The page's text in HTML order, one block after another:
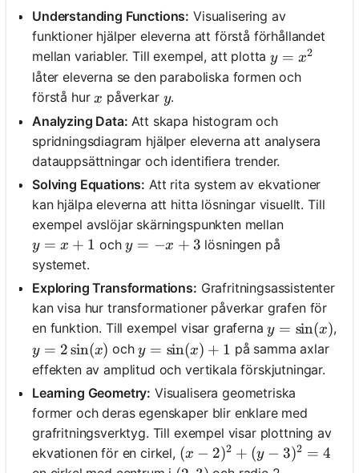
Understanding Functions: Visualisering av
funktioner hjälper eleverna att förstå förhållandet
mellan variabler. Till exempel, att plottay = x^2
y = x2
låter eleverna se den paraboliska formen och
förstå hur x
x påverkar y
y.
Analyzing Data: Att skapa histogram och
spridningsdiagram hjälper eleverna att analysera
datauppsättningar och identifiera trender.
Solving Equations: Att rita system av ekvationer
kan hjälpa eleverna att hitta lösningar visuellt. Till
exempel avslöjar skärningspunkten mellan
y = x + 1
y = x + 1 ochy = -x + 3
y = −x + 3 lösningen på
systemet.
Exploring Transformations: Grafritningsassistenter
kan visa hur transformationer påverkar grafen för
en funktion. Till exempel visar grafernay = \sin(x)
y = sin(x),
y = 2\sin(x)
y = 2sin(x) ochy = \sin(x) + 1
y = sin(x) + 1 på samma axlar
effekten av amplitud och vertikala förskjutningar.
Learning Geometry: Visualisera geometriska
former och deras egenskaper blir enklare med
grafritningsverktyg. Till exempel visar plottning av
ekvationen för en cirkel, (x-2)^2 + (y-3)^2 = 4
(x − 2)2 + (y − 3)2 = 4